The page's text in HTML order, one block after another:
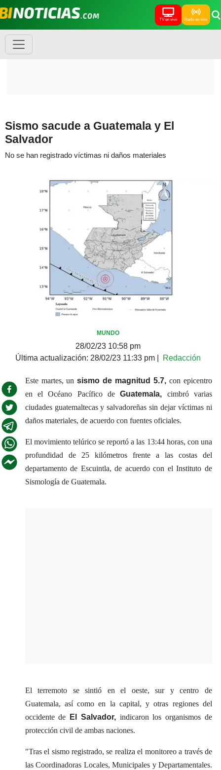
TV en vivo Radio en vivo
Sismo sacude a Guatemala y El
Salvador
No se han registrado víctimas ni daños materiales
MUNDO
28/02/23 10:58 pm
Última actualización: 28/02/23 11:33 pm Redacción
Este martes, unsismo de magnitud 5.7, con epicentro
en el Océano Pacífico deGuatemala, cimbró varias
ciudades guatemaltecas y salvadoreñas sin dejar víctimas ni
daños materiales, de acuerdo con fuentes oficiales.
El movimiento telúrico se reportó a las 13:44 horas, con una
profundidad de 25 kilómetros frente a las costas del
departamento de Escuintla, de acuerdo con el Instituto de
Sismología de Guatemala.
El terremoto se sintió en el oeste, sur y centro de
Guatemala, así como en la capital, y otras regiones del
occidente de
El Salvador,indicaron los organismos de
protección civil de ambas naciones.
"Tras el sismo registrado, se realiza el monitoreo a través de
las Coordinadoras Locales, Municipales y Departamentales.